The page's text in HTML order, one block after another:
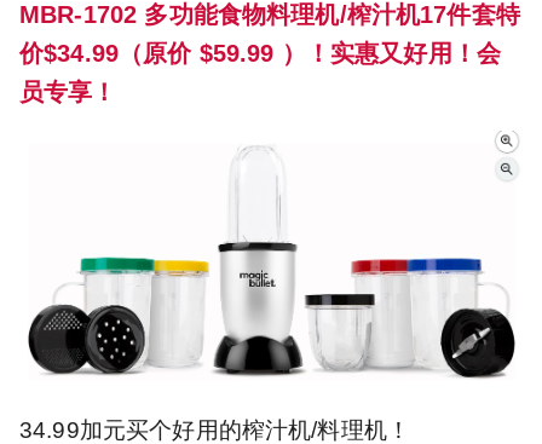
MBR-1702 多功能食物料理机/榨汁机17件套特
价$34.99（原价 $59.99 ）！实惠又好用！会
员专享！
34.99加元买个好用的榨汁机/料理机！